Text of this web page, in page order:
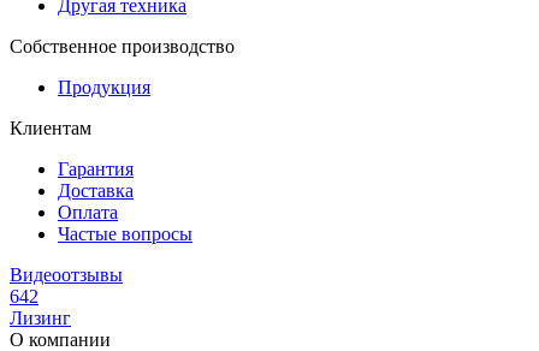
Другая техника
Собственное производство
Продукция
Клиентам
Гарантия
Доставка
Оплата
Частые вопросы
Видеоотзывы
642
Лизинг
О компании